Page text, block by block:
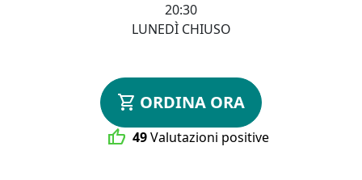
20:30
LUNEDÌ CHIUSO
shopping_cart ORDINA ORA
thumb_up 49Valutazioni positive